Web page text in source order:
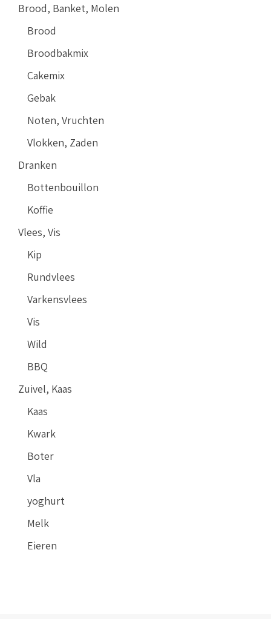
Brood, Banket, Molen
Brood
Broodbakmix
Cakemix
Gebak
Noten, Vruchten
Vlokken, Zaden
Dranken
Bottenbouillon
Koffie
Vlees, Vis
Kip
Rundvlees
Varkensvlees
Vis
Wild
BBQ
Zuivel, Kaas
Kaas
Kwark
Boter
Vla
yoghurt
Melk
Eieren